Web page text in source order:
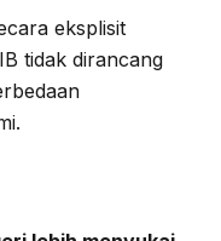
eksplisit
tidak dirancang